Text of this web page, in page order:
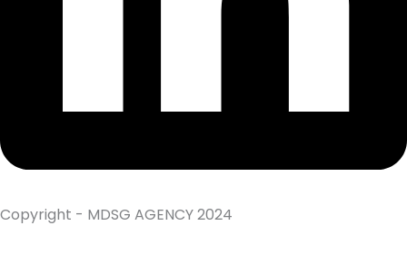
Copyright - MDSG AGENCY 2024